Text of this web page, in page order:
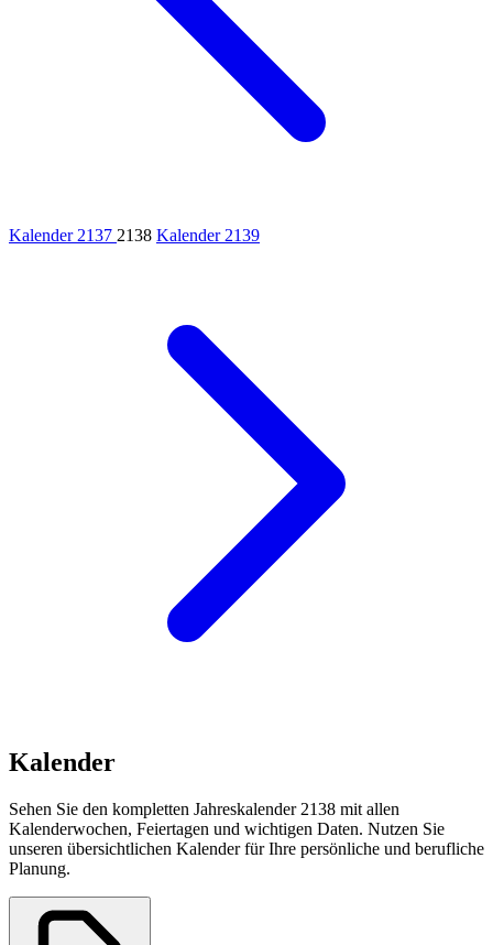
Kalender 2137 2138 Kalender 2139
Kalender
Sehen Sie den kompletten Jahreskalender 2138 mit allen
Kalenderwochen, Feiertagen und wichtigen Daten. Nutzen Sie
unseren übersichtlichen Kalender für Ihre persönliche und berufliche
Planung.